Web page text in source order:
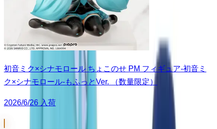
初音ミク×シナモロール ちょこのせ PM フィギュア‐初音ミ
ク×シナモロール‐もふっとVer. （数量限定）
2026/6/26 入荷